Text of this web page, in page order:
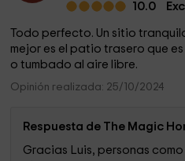
10.0
Todo perfecto. Un sitio
mejor es el patio trasero que
o tumbado al aire libre.
Opinión realizada: 25/10/2024
Respuesta de The Magic
Gracias Luis, personas como